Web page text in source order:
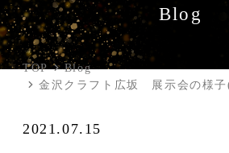
Blog
TOP
Blog
金沢クラフト広坂 展示会の様子
2021.07.15